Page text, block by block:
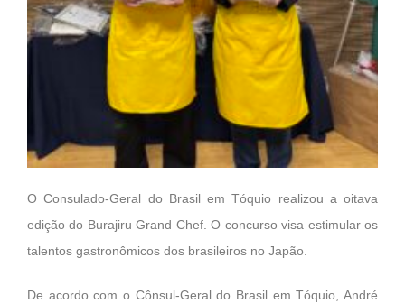
O Consulado-Geral do Brasil em Tóquio realizou a oitava
edição do Burajiru Grand Chef. O concurso visa estimular os
talentos gastronômicos dos brasileiros no Japão.
De acordo com o Cônsul-Geral do Brasil em Tóquio, André